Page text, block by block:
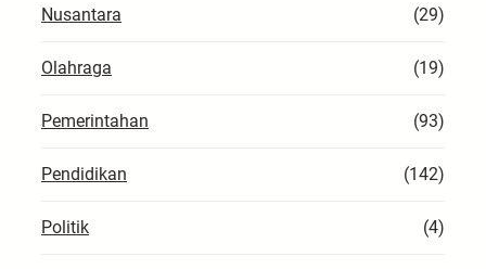
Nusantara (29)
Olahraga (19)
Pemerintahan (93)
Pendidikan (142)
Politik (4)